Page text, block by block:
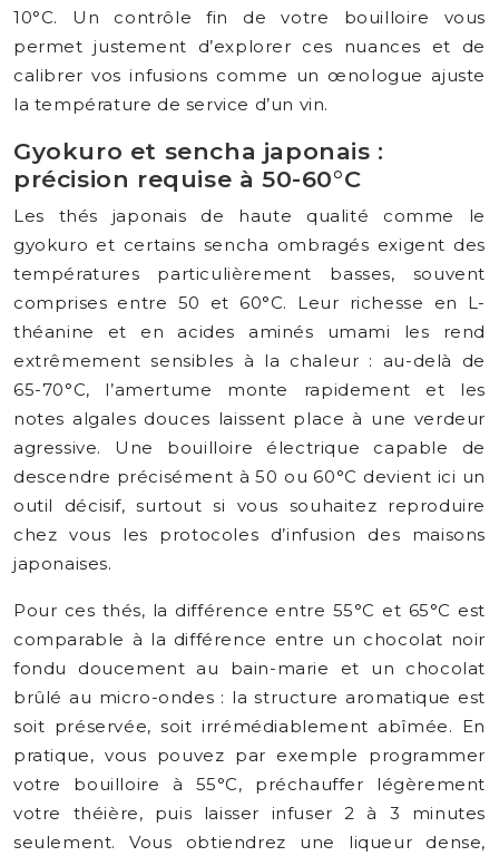
10°C. Un contrôle fin de votre bouilloire vous
permet justement d’explorer ces nuances et de
calibrer vos infusions comme un œnologue ajuste
la température de service d’un vin.
Gyokuro et sencha japonais :
précision requise à 50-60°C
Les thés japonais de haute qualité comme le
gyokuro et certains sencha ombragés exigent des
températures particulièrement basses, souvent
comprises entre 50 et 60°C. Leur richesse en L-
théanine et en acides aminés umami les rend
extrêmement sensibles à la chaleur : au-delà de
65-70°C, l’amertume monte rapidement et les
notes algales douces laissent place à une verdeur
agressive. Une bouilloire électrique capable de
descendre précisément à 50 ou 60°C devient ici un
outil décisif, surtout si vous souhaitez reproduire
chez vous les protocoles d’infusion des maisons
japonaises.
Pour ces thés, la différence entre 55°C et 65°C est
comparable à la différence entre un chocolat noir
fondu doucement au bain-marie et un chocolat
brûlé au micro-ondes : la structure aromatique est
soit préservée, soit irrémédiablement abîmée. En
pratique, vous pouvez par exemple programmer
votre bouilloire à 55°C, préchauffer légèrement
votre théière, puis laisser infuser 2 à 3 minutes
seulement. Vous obtiendrez une liqueur dense,